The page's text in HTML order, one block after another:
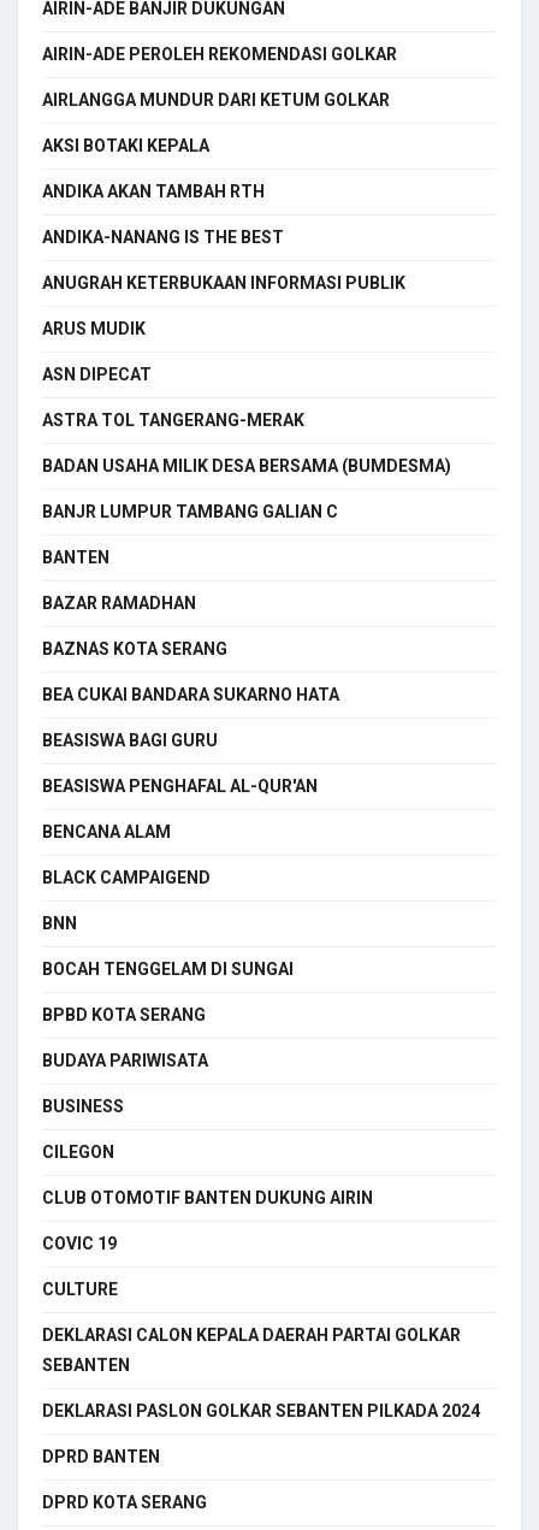
AIRIN-ADE BANJIR DUKUNGAN
AIRIN-ADE PEROLEH REKOMENDASI GOLKAR
AIRLANGGA MUNDUR DARI KETUM GOLKAR
AKSI BOTAKI KEPALA
ANDIKA AKAN TAMBAH RTH
ANDIKA-NANANG IS THE BEST
ANUGRAH KETERBUKAAN INFORMASI PUBLIK
ARUS MUDIK
ASN DIPECAT
ASTRA TOL TANGERANG-MERAK
BADAN USAHA MILIK DESA BERSAMA (BUMDESMA)
BANJR LUMPUR TAMBANG GALIAN C
BANTEN
BAZAR RAMADHAN
BAZNAS KOTA SERANG
BEA CUKAI BANDARA SUKARNO HATA
BEASISWA BAGI GURU
BEASISWA PENGHAFAL AL-QUR'AN
BENCANA ALAM
BLACK CAMPAIGEND
BNN
BOCAH TENGGELAM DI SUNGAI
BPBD KOTA SERANG
BUDAYA PARIWISATA
BUSINESS
CILEGON
CLUB OTOMOTIF BANTEN DUKUNG AIRIN
COVIC 19
CULTURE
DEKLARASI CALON KEPALA DAERAH PARTAI GOLKAR
SEBANTEN
DEKLARASI PASLON GOLKAR SEBANTEN PILKADA 2024
DPRD BANTEN
DPRD KOTA SERANG